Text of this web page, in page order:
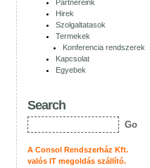
Partnereink
Hirek
Szolgaltatasok
Termekek
Konferencia rendszerek
Kapcsolat
Egyebek
Search
A Consol Rendszerház Kft.
valós IT megoldás szállító.